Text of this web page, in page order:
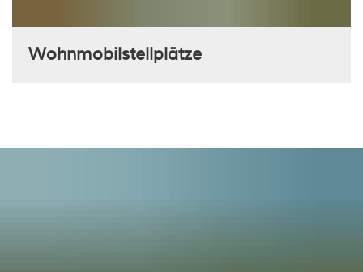
Wohnmobilstellplätze